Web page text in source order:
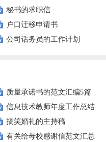
秘书的求职信
户口迁移申请书
公司话务员的工作计划
质量承诺书的范文汇编5篇
信息技术教师年度工作总结
搞笑婚礼的主持稿
有关给母校感谢信范文汇总